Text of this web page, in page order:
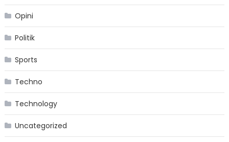
Opini
Politik
Sports
Techno
Technology
Uncategorized